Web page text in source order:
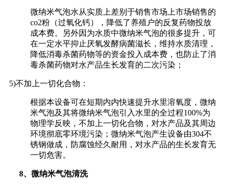
微纳米气泡水从实质上差别于销售市场上市场销售的
co2粉（过氧化钙），降低了养殖户的反复药物投放
成本费。另外因为水质中微纳米气泡的很多提升，可
在一定水平抑止厌氧发酵病菌滋长，维持水质清理，
降低消毒杀菌药物等的资金投入成本费，也防止了消
毒杀菌药物对水产品生长发育的二次污染；
5)不加上一切化合物：
根据本设备可在短期内内快速提升水里溶氧度，微纳
米气泡及其将微纳米气泡引入水里的全过程100%为
物理学反映，不加上一切化合物，对水产品及其周边
环境彻底零环境污染；微纳米气泡产生设备由304不
锈钢做成，防腐蚀经久耐用，对水产品的生长发育无
一切危害。
8、微纳米气泡清洗